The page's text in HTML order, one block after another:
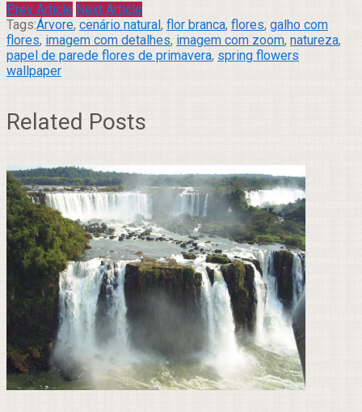
Prev Article Next Article
Tags:Árvore, cenário natural, flor branca, flores, galho com
flores, imagem com detalhes, imagem com zoom, natureza,
papel de parede flores de primavera, spring flowers
wallpaper
Related Posts